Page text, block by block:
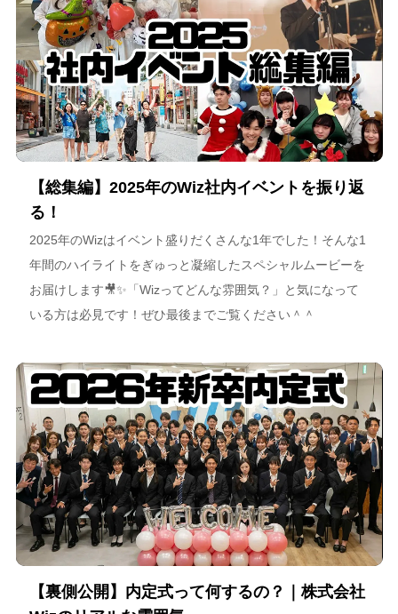
【総集編】2025年のWiz社内イベントを振り返
る！
2025年のWizはイベント盛りだくさんな1年でした！そんな1
年間のハイライトをぎゅっと凝縮したスペシャルムービーを
お届けします🎥✨「Wizってどんな雰囲気？」と気になって
いる方は必見です！ぜひ最後までご覧ください＾＾
【裏側公開】内定式って何するの？｜株式会社